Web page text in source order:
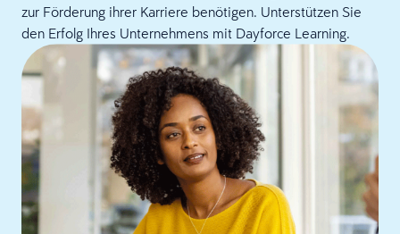
zur Förderung ihrer Karriere benötigen. Unterstützen Sie
den Erfolg Ihres Unternehmens mit Dayforce Learning.